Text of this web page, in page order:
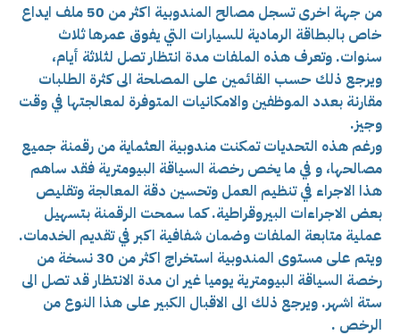
من جهة اخرى تسجل مصالح المندوبية اكثر من 50 ملف ايداع
خاص بالبطاقة الرمادية للسيارات التي يفوق عمرها ثلاث
سنوات. وتعرف هذه الملفات مدة انتظار تصل لثلاثة أيام،
ويرجع ذلك حسب القائمين على المصلحة الى كثرة الطلبات
مقارنة بعدد الموظفين والامكانيات المتوفرة لمعالجتها في وقت
وجيز.
ورغم هذه التحديات تمكنت مندوبية العثماية من رقمنة جميع
مصالحها، و في ما يخص رخصة السياقة البيومترية فقد ساهم
هذا الاجراء في تنظيم العمل وتحسين دقة المعالجة وتقليص
بعض الاجراءات البيروقراطية. كما سمحت الرقمنة بتسهيل
عملية متابعة الملفات وضمان شفافية اكبر في تقديم الخدمات.
ويتم على مستوى المندوبية استخراج اكثر من 30 نسخة من
رخصة السياقة البيومترية يوميا غير ان مدة الانتظار قد تصل الى
ستة اشهر. ويرجع ذلك الى الاقبال الكبير على هذا النوع من
الرخص .